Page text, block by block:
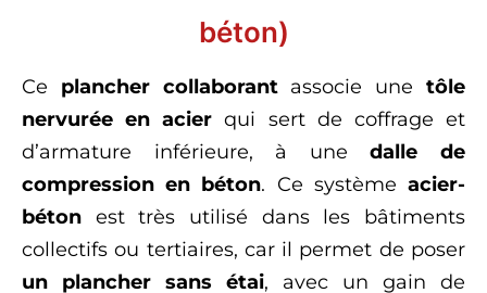
béton)
Ce plancher collaborantassocie unetôle
nervurée en acier qui sert de coffrage et
d’armature inférieure, à unedalle de
compression en béton. Ce systèmeacier-
béton est très utilisé dans les bâtiments
collectifs ou tertiaires, car il permet de poser
un plancher sans étai, avec un gain de